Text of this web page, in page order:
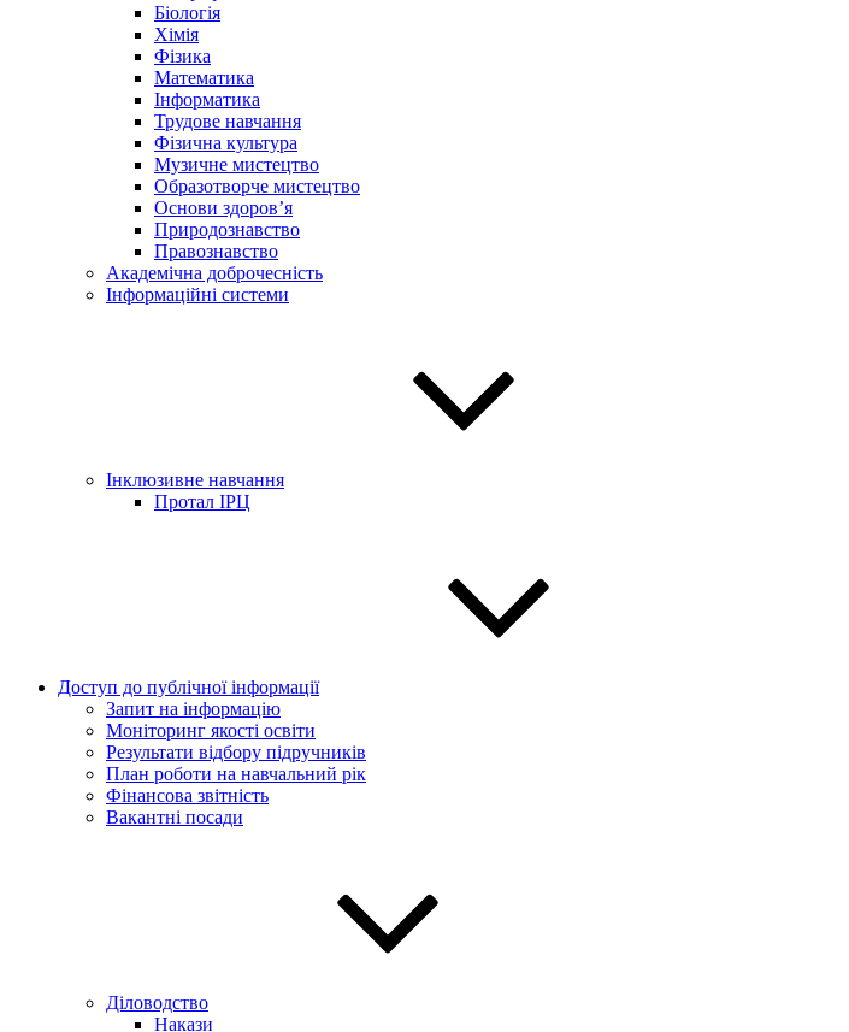
Біологія
Хімія
Фізика
Математика
Інформатика
Трудове навчання
Фізична культура
Музичне мистецтво
Образотворче мистецтво
Основи здоров’я
Природознавство
Правознавство
Академічна доброчесність
Інформаційні системи
Інклюзивне навчання
Протал ІРЦ
Доступ до публічної інформації
Запит на інформацію
Моніторинг якості освіти
Результати відбору підручників
План роботи на навчальний рік
Фінансова звітність
Вакантні посади
Діловодство
Накази